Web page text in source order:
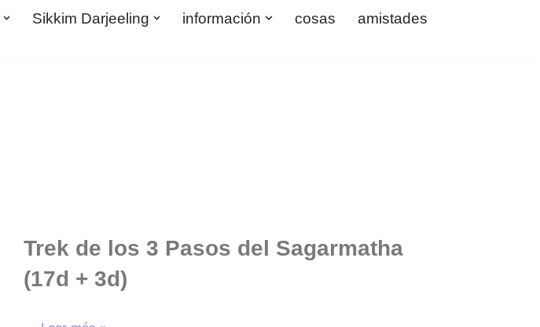
Sikkim Darjeeling información cosas
amistades
Trek de los 3 Pasos del Sagarmatha
(17d + 3d)